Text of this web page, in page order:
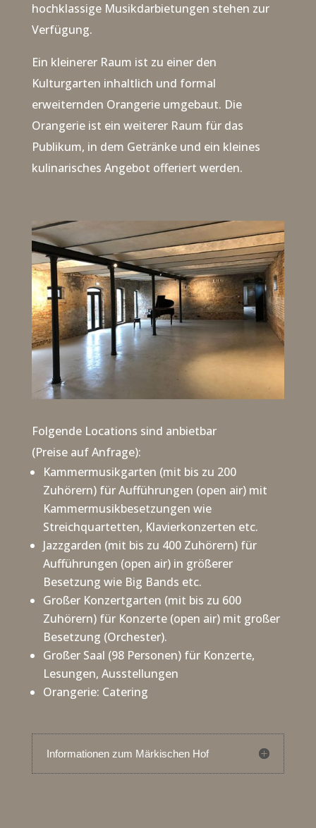
hochklassige Musikdarbietungen stehen zur
Verfügung.
Ein kleinerer Raum ist zu einer den
Kulturgarten inhaltlich und formal
erweiternden Orangerie umgebaut. Die
Orangerie ist ein weiterer Raum für das
Publikum, in dem Getränke und ein kleines
kulinarisches Angebot offeriert werden.
Folgende Locations sind anbietbar
(Preise auf Anfrage):
Kammermusikgarten (mit bis zu 200
Zuhörern) für Aufführungen (open air) mit
Kammermusikbesetzungen wie
Streichquartetten, Klavierkonzerten etc.
Jazzgarden (mit bis zu 400 Zuhörern) für
Aufführungen (open air) in größerer
Besetzung wie Big Bands etc.
Großer Konzertgarten (mit bis zu 600
Zuhörern) für Konzerte (open air) mit großer
Besetzung (Orchester).
Großer Saal (98 Personen) für Konzerte,
Lesungen, Ausstellungen
Orangerie: Catering
Informationen zum Märkischen Hof